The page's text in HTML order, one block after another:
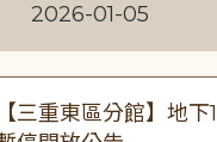
2026-01-05
【三重東區分館】地